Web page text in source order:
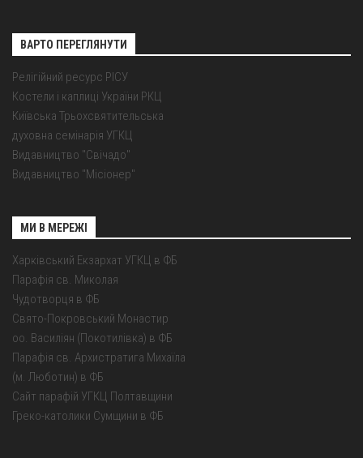
ВАРТО ПЕРЕГЛЯНУТИ
Релігійний ресурс РІСУ
Костели і каплиці України РКЦ
Київська Трьохсвятительська
духовна семінарія УГКЦ
Видавництво "Свічадо"
Видавництво "Місіонер"
МИ В МЕРЕЖІ
Харківський Екзархат УГКЦ в ФБ
Парафія св. Миколая
Чудотворця в ФБ
Свято-Покровський Монастир
оо. Василіян (Покотилівка) в ФБ
Парафія св. Архистратига Михаїла
(м. Люботин) в ФБ
Сайт парафій УГКЦ Полтавщини
Греко-католики Сумщини в ФБ